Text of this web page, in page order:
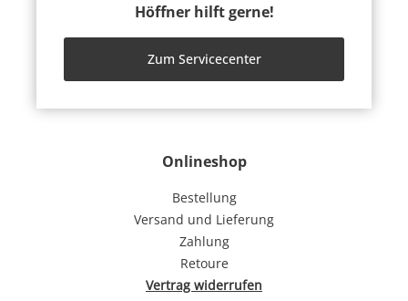
Onlineshop
Bestellung
Versand und Lieferung
Zahlung
Retoure
Vertrag widerrufen
Höffner hilft gerne!
Zum Servicecenter